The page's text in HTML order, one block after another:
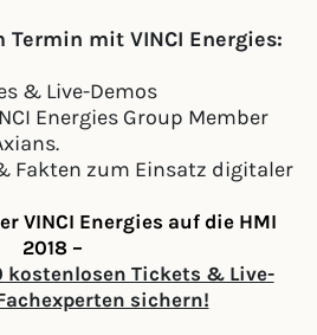
mit VINCI Energies:
& Live-Demos
Energies Group Member
Fakten zum Einsatz digitaler
VINCI Energies auf die HMI
2018 –
kostenlosen Tickets & Live-
sichern!